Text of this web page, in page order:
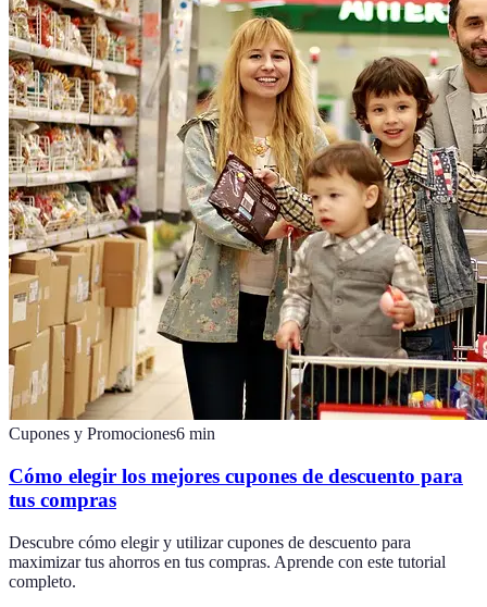
Cupones y Promociones6 min
Cómo elegir los mejores cupones de descuento para
tus compras
Descubre cómo elegir y utilizar cupones de descuento para
maximizar tus ahorros en tus compras. Aprende con este tutorial
completo.